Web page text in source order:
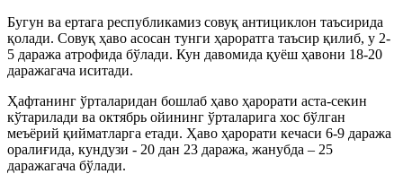
Бугун ва ертага республикамиз совуқ антициклон таъсирида
қолади. Совуқ ҳаво асосан тунги ҳароратга таъсир қилиб, у 2-
5 даража атрофида бўлади. Кун давомида қуёш ҳавони 18-20
даражагача иситади.
Ҳафтанинг ўрталаридан бошлаб ҳаво ҳарорати аста-секин
кўтарилади ва октябрь ойининг ўрталарига хос бўлган
меъёрий қийматларга етади. Ҳаво ҳарорати кечаси 6-9 даража
оралиғида, кундузи - 20 дан 23 даража, жанубда – 25
даражагача бўлади.